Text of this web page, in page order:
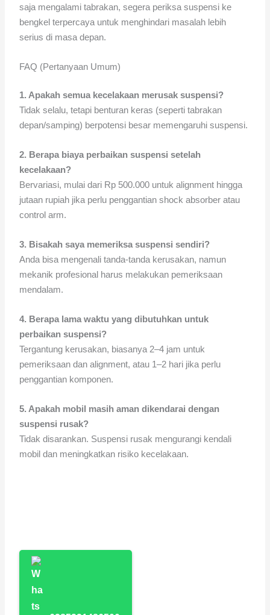
saja mengalami tabrakan, segera periksa suspensi ke
bengkel terpercaya untuk menghindari masalah lebih
serius di masa depan.
FAQ (Pertanyaan Umum)
1. Apakah semua kecelakaan merusak suspensi?
Tidak selalu, tetapi benturan keras (seperti tabrakan
depan/samping) berpotensi besar memengaruhi suspensi.
2. Berapa biaya perbaikan suspensi setelah
kecelakaan?
Bervariasi, mulai dari Rp 500.000 untuk alignment hingga
jutaan rupiah jika perlu penggantian shock absorber atau
control arm.
3. Bisakah saya memeriksa suspensi sendiri?
Anda bisa mengenali tanda-tanda kerusakan, namun
mekanik profesional harus melakukan pemeriksaan
mendalam.
4. Berapa lama waktu yang dibutuhkan untuk
perbaikan suspensi?
Tergantung kerusakan, biasanya 2–4 jam untuk
pemeriksaan dan alignment, atau 1–2 hari jika perlu
penggantian komponen.
5. Apakah mobil masih aman dikendarai dengan
suspensi rusak?
Tidak disarankan. Suspensi rusak mengurangi kendali
mobil dan meningkatkan risiko kecelakaan.